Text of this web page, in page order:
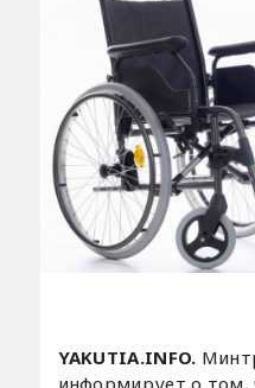
YAKUTIA.INFO.